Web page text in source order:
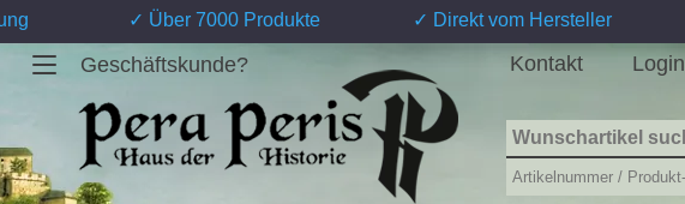
✓ Über 7000 Produkte ✓ Direkt vom Hersteller
Geschäftskunde? Kontakt Login